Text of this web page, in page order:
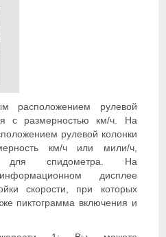
расположением рулевой
с размерностью км/ч. На
рулевой колонки
км/ч или мили/ч,
для спидометра. На
дисплее
скорости, при которых
пиктограмма включения и